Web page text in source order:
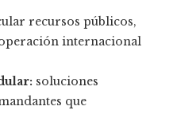
recursos públicos,
internacional
soluciones
que